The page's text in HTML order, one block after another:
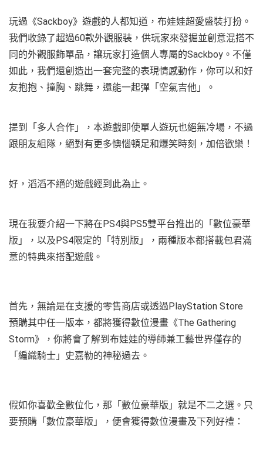
玩過《Sackboy》遊戲的人都知道，布娃娃超愛盛裝打扮。
我們收錄了超過60款外觀服裝，供玩家來發掘並創意混搭不
同的外觀服飾單品，讓玩家打造個人專屬的Sackboy。不僅
如此，我們還創造出一套完整的表現情感動作，你可以和好
友抱抱、撞胸、跳舞，還能一起彈「空氣吉他」。
提到「多人合作」，本遊戲即使單人遊玩也絕無冷場，不過
跟朋友組隊，絕對有更多懊惱頓足和爆笑時刻，加倍歡樂！
好，滔滔不絕的遊戲經到此為止。
現在我要介紹一下將在PS4與PS5雙平台推出的「數位豪華
版」，以及PS4限定的「特別版」，兩種版本都搭載包君滿
意的特典來搭配遊戲。
首先，無論是在支援的零售商店或透過PlayStation Store
預購其中任一版本，都將獲得數位漫畫《The Gathering
Storm》，你將會了解到布娃娃的導師兼工藝世界僅存的
「編織騎士」史嘉勒的神秘過去。
假如你喜歡全數位化，那「數位豪華版」就是不二之選。只
要預購「數位豪華版」，便會獲得數位漫畫及下列好禮：